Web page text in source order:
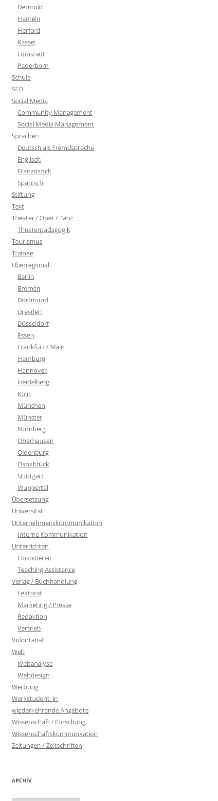
Detmold
Hameln
Herford
Kassel
Lippstadt
Paderborn
Schule
SEO
Social Media
Community Management
Social Media Management
Sprachen
Deutsch als Fremdsprache
Englisch
Französisch
Spanisch
Stiftung
Text
Theater / Oper / Tanz
Theaterpädagogik
Tourismus
Trainee
Überregional
Berlin
Bremen
Dortmund
Dresden
Düsseldorf
Essen
Frankfurt / Main
Hamburg
Hannover
Heidelberg
Köln
München
Münster
Nürnberg
Oberhausen
Oldenburg
Osnabrück
Stuttgart
Wuppertal
Übersetzung
Universität
Unternehmenskommunikation
Interne Kommunikation
Unterrichten
Hospitieren
Teaching Assistance
Verlag / Buchhandlung
Lektorat
Marketing / Presse
Redaktion
Vertrieb
Volontariat
Web
Webanalyse
Webdesign
Werbung
Werkstudent_in
wiederkehrende Angebote
Wissenschaft / Forschung
Wissenschaftskommunkation
Zeitungen / Zeitschriften
ARCHIV